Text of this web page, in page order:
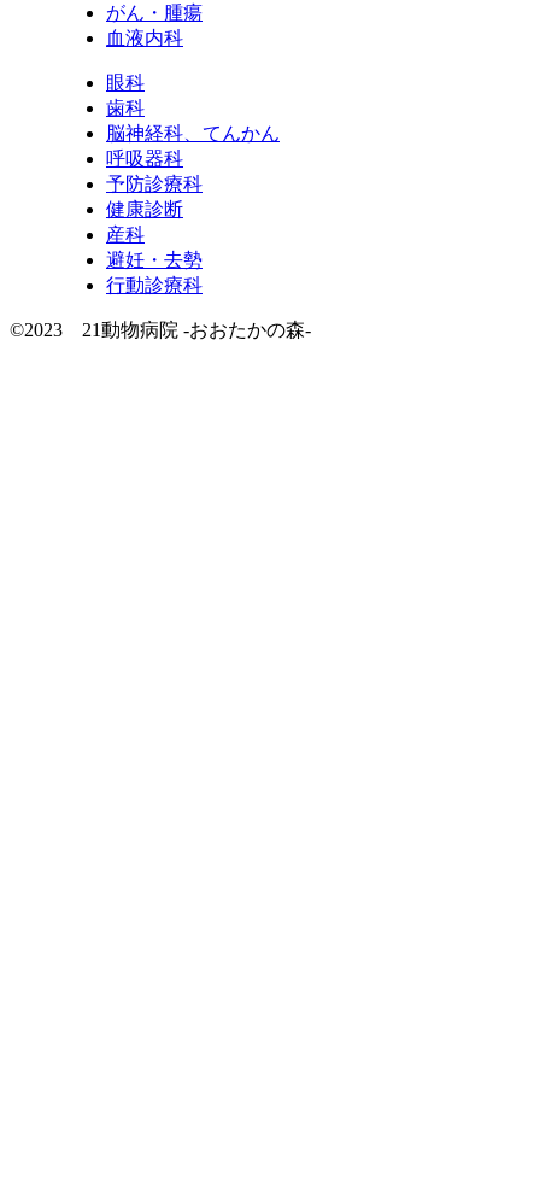
がん・腫瘍
血液内科
眼科
歯科
脳神経科、てんかん
呼吸器科
予防診療科
健康診断
産科
避妊・去勢
行動診療科
©2023 21動物病院 -おおたかの森-